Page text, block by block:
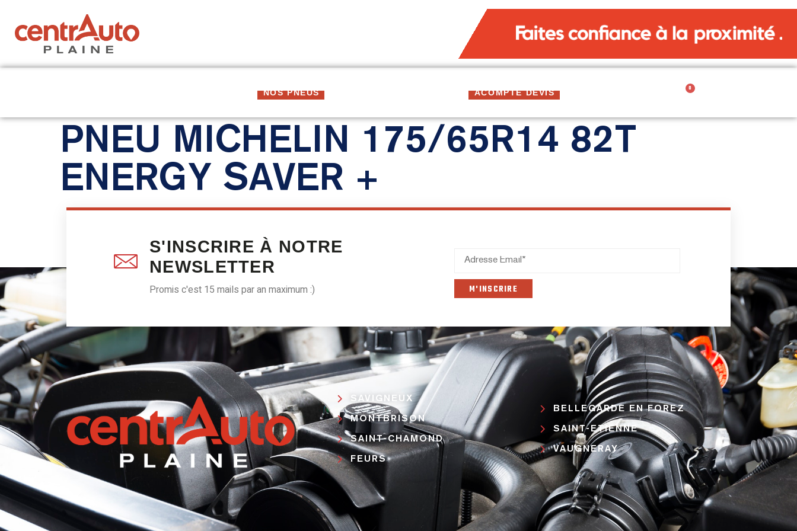
NOS PNEUS ACOMPTE DEVIS € 0
PNEU MICHELIN 175/65R14 82T
ENERGY SAVER +
S'INSCRIRE À NOTRE
NEWSLETTER
Promis c'est 15 mails par an maximum :)
SAVIGNEUX
MONTBRISON
SAINT-CHAMOND
FEURS
BELLEGARDE EN FOREZ
SAINT-ETIENNE
VAUGNERAY